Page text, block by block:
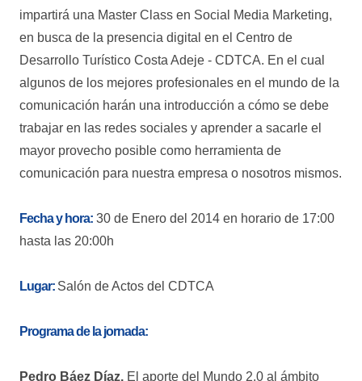
impartirá una Master Class en Social Media Marketing,
en busca de la presencia digital en el Centro de
Desarrollo Turístico Costa Adeje - CDTCA. En el cual
algunos de los mejores profesionales en el mundo de la
comunicación harán una introducción a cómo se debe
trabajar en las redes sociales y aprender a sacarle el
mayor provecho posible como herramienta de
comunicación para nuestra empresa o nosotros mismos.
Fecha y hora: 30 de Enero del 2014 en horario de 17:00
hasta las 20:00h
Lugar: Salón de Actos del CDTCA
Programa de la jornada:
Pedro Báez Díaz. El aporte del Mundo 2.0 al ámbito